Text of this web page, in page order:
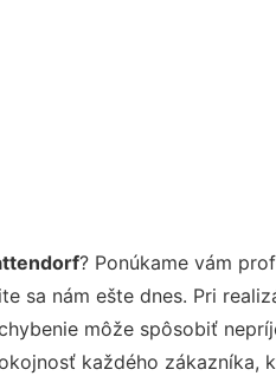
? Ponúkame vám
sa nám ešte dnes. Pri
môže spôsobiť
každého